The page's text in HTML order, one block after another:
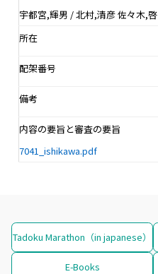
宇都宮,輝男 / 北村,清彦 佐々木,啓
所在
配架番号
備考
内容の要旨と審査の要旨
7041_ishikawa.pdf
Tadoku Marathon（in japanese）
E-Books